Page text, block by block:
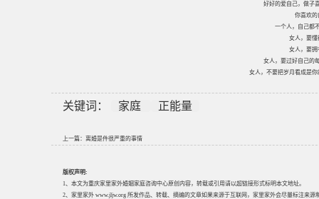
好好的爱自己，做子
你喜欢的
一个人，自己都
女人，要懂
女人，要拥
女人，要过好自己的
女人，不要把岁月看成是
关键词： 家庭 正能量
上一篇： 离婚是件很严重的事情
版权声明:
1、本文为重庆家里家外婚姻家庭咨询中心原创内容，转载或引用请以超链接形式标明本文地址。
2、家里家外 www.jljw.org 所发作品、转载、摘编的文章如果来源于互联网，家里家外会尽量标注来